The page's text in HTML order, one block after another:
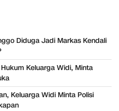
Diduga Jadi Markas Kendali
Keluarga Widi, Minta
Keluarga Widi Minta Polisi